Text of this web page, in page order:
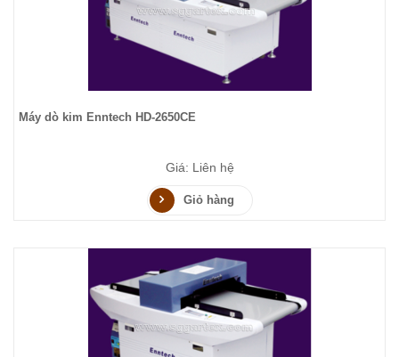
Máy dò kim Enntech HD-2650CE
Giá: Liên hệ
Giỏ hàng